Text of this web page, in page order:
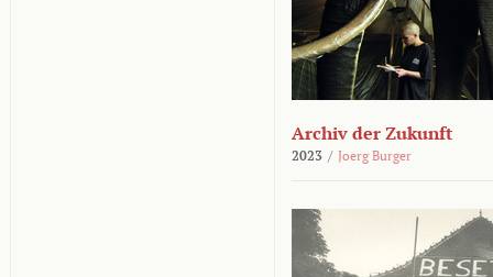
Archiv der Zukunft
2023 / Joerg Burger